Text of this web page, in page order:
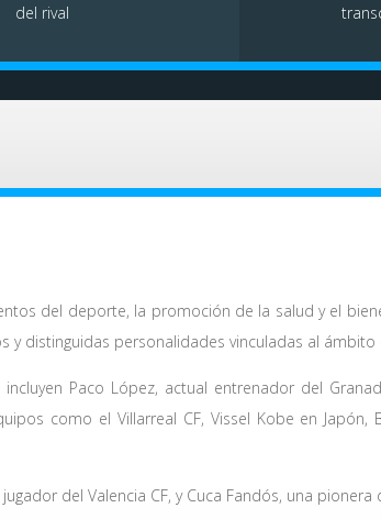
del rival
del deporte, la promoción de la salud y el
distinguidas personalidades vinculadas al ámbito
Paco López, actual entrenador del
como el Villarreal CF, Vissel Kobe en Japón,
del Valencia CF, y Cuca Fandós, una